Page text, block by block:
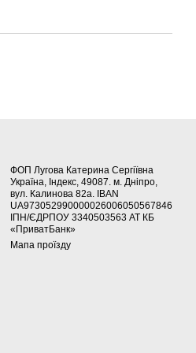
ФОП Лугова Катерина Сергіївна
Україна, Індекс, 49087. м. Дніпро,
вул. Калинова 82а. IBAN
UA973052990000026006050567846
ІПН/ЄДРПОУ 3340503563 АТ КБ
«ПриватБанк»
Мапа проїзду